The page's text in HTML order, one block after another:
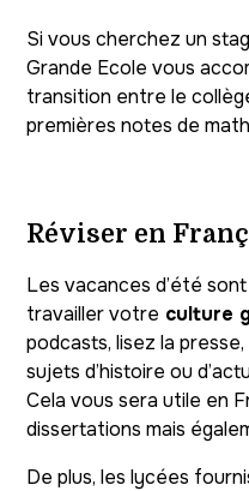
Si vous cherchez un
Grande Ecole vous
transition entre le
premières notes de
Réviser en
Les vacances d’été
travailler votre culture
podcasts, lisez la
sujets d’histoire ou
Cela vous sera utile en
dissertations mais
De plus, les lycées